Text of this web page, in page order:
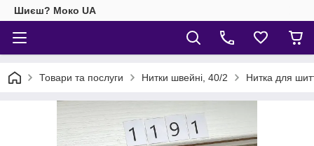
Шиєш? Моко UA
Товари та послуги Нитки швейні, 40/2 Нитка для